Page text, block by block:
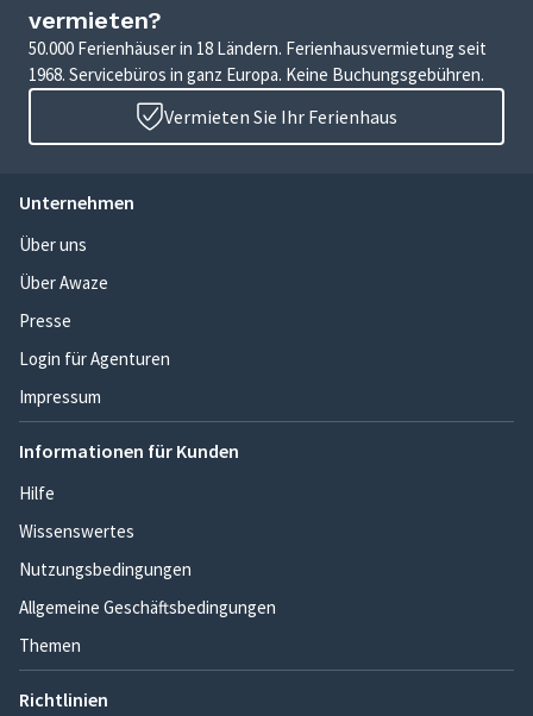
vermieten?
50.000 Ferienhäuser in 18 Ländern. Ferienhausvermietung seit
1968. Servicebüros in ganz Europa. Keine Buchungsgebühren.
Vermieten Sie Ihr Ferienhaus
Unternehmen
Über uns
Über Awaze
Presse
Login für Agenturen
Impressum
Informationen für Kunden
Hilfe
Wissenswertes
Nutzungsbedingungen
Allgemeine Geschäftsbedingungen
Themen
Richtlinien